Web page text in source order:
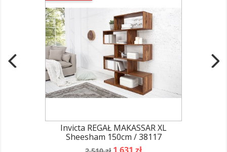
Invicta REGAŁ MAKASSAR XL
Sheesham 150cm / 38117
Cena
Cena